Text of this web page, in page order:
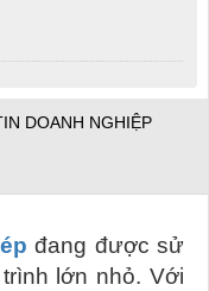
DOANH NGHIỆP
đang được sử
lớn nhỏ. Với